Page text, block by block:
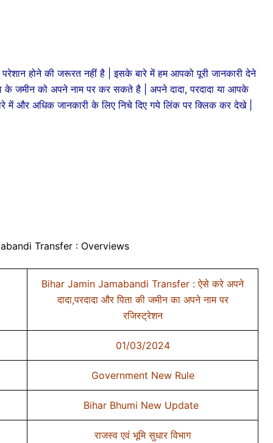
होने की जरूरत नहीं है | इसके बारे में हम आपको पूरी जानकारी देने
के जमीन को अपने नाम पर कर सकते है | अपने दादा, परदादा या आपके
में और अधिक जानकारी के लिए निचे दिए गये लिंक पर क्लिक कर देखे |
Transfer : Overviews
Bihar Jamin Jamabandi Transfer : ऐसे करे अपने
दादा,परदादा और पिता की जमीन का अपने नाम पर
रजिस्ट्रेशन
01/03/2024
Government New Rule
Bihar Bhumi New Update
राजस्व एवं भूमि सुधार विभाग